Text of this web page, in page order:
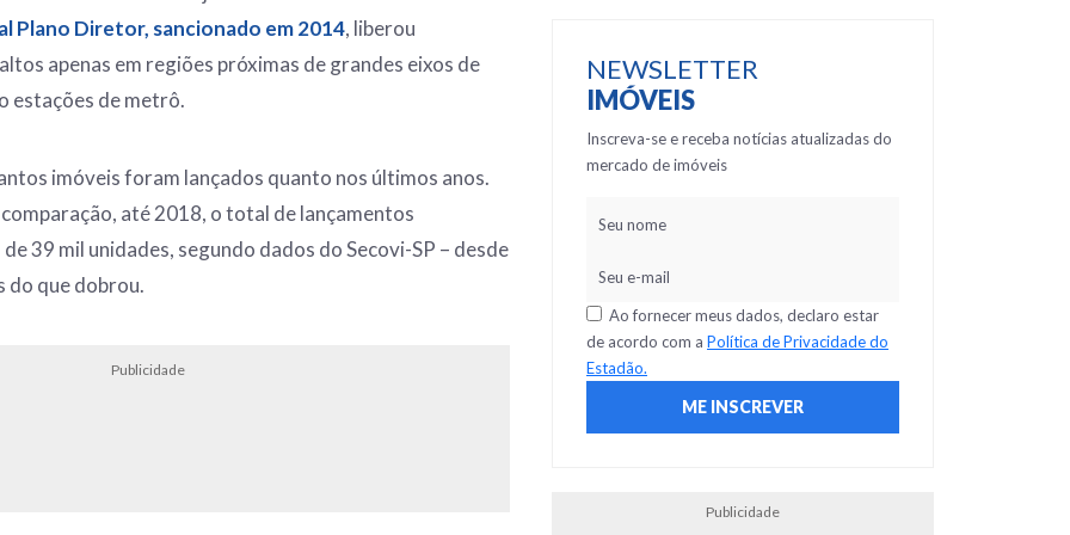
Plano Diretor, sancionado em 2014, liberou
apenas em regiões próximas de grandes eixos de
estações de metrô.
imóveis foram lançados quanto nos últimos anos.
até 2018, o total de lançamentos
39 mil unidades, segundo dados do Secovi-SP – desde
do que dobrou.
Publicidade
NEWSLETTER
IMÓVEIS
Inscreva-se e receba notícias atualizadas do
mercado de imóveis
Ao fornecer meus dados, declaro estar
de acordo com a Política de Privacidade do
Estadão.
Publicidade